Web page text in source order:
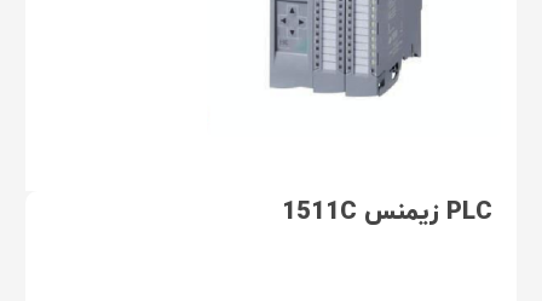
PLC زیمنس 1511C